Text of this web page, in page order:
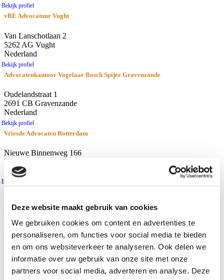
Deze website maakt gebruik van cookies
We gebruiken cookies om content en advertenties te
personaliseren, om functies voor social media te bieden
en om ons websiteverkeer te analyseren. Ook delen we
informatie over uw gebruik van onze site met onze
partners voor social media, adverteren en analyse. Deze
Bekijk profiel
vRE Advocatuur Vught
Van Lanschotlaan 2
5262 AG Vught
Nederland
Bekijk profiel
Advocatenkantoor Vogelaar Bosch Spijer Gravenzande
Oudelandstraat 1
2691 CB Gravenzande
Nederland
Bekijk profiel
Vriesde Advocaten Rotterdam
Nieuwe Binnenweg 166
3015 BH Rotterdam
Nederland
Bekijk profiel
Gebruik huidige locatie
Waar zoekt u naar?
Advocaten
Kantoren